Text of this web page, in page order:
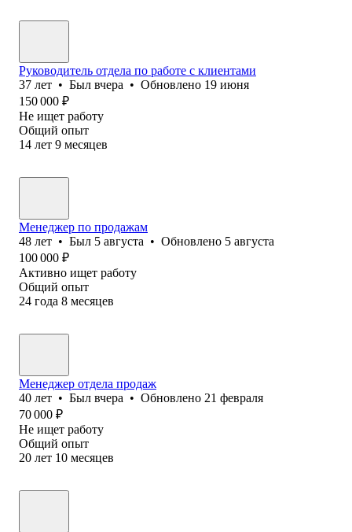
Руководитель отдела по работе с клиентами
37 лет • Был вчера • Обновлено 19 июня
150 000 ₽
Не ищет работу
Общий опыт
14 лет 9 месяцев
Менеджер по продажам
48 лет • Был 5 августа • Обновлено 5 августа
100 000 ₽
Активно ищет работу
Общий опыт
24 года 8 месяцев
Менеджер отдела продаж
40 лет • Был вчера • Обновлено 21 февраля
70 000 ₽
Не ищет работу
Общий опыт
20 лет 10 месяцев